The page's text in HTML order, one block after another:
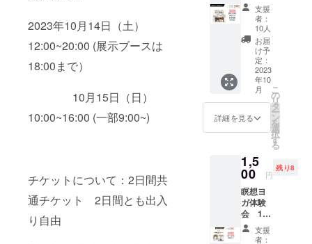
2023年10月14日（土）
12:00~20:00 (展示ブースは
18:00まで）
10月15日（日）
10:00~16:00 (一部9:00~)
チケットについて：2日間共
通チケット 2日間とも出入
り自由
わくわ
くアイ
ディア
もらっ
ちゃ
お）
ズビル
東京
ザ・グ
リーン
ホール
2F 第
２会
場：
Studio
C 選択
肢：10
切り開
くキャ
リアデ
ザイン
とは ・
もっと
働きや
すく！
い。 ※
ナース
祭：
2023年
10月14
日(土)
15日
(日)、1
枚で両
日参加
いただ
場：サ
ンライ
ズビル
東京
ザ・グ
リーン
ホール
2F 第
ある人
集ま
れ！初
めての
訪問看
護」朝
食（軽
食）付
き10月
15日
（日）
9:00~1
0:00【
場：
Studio
C】 ス
ピー
カー：
冨永久
美恵
氏、看
支援
者：
10人
お届
け予
定：
2023
年10
月
詳細を見る
こ
の
リ
タ
ー
ン
を
選
択
す
る
1,5
00 円
残り8
瞑想ヨ
ガ体験
会 10
月14日
（土）
支援
者：